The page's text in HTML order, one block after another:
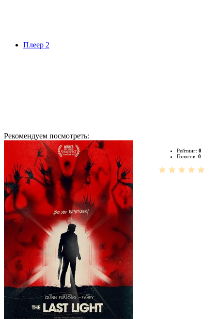
Плеер 2
Рекомендуем посмотреть:
Рейтинг: 0
Голосов: 0